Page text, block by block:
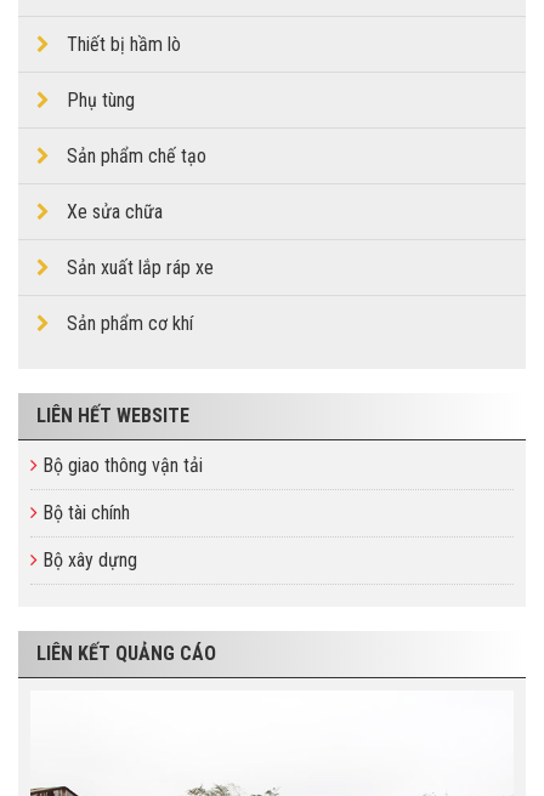
Thiết bị hầm lò
Phụ tùng
Sản phẩm chế tạo
Xe sửa chữa
Sản xuất lắp ráp xe
Sản phẩm cơ khí
LIÊN HẾT WEBSITE
Bộ giao thông vận tải
Bộ tài chính
Bộ xây dựng
LIÊN KẾT QUẢNG CÁO